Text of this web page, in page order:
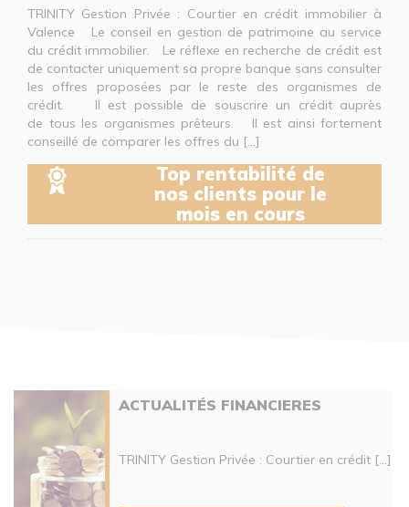
TRINITY Gestion Privée : Courtier en crédit immobilier à
Valence Le conseil en gestion de patrimoine au service
du crédit immobilier. Le réflexe en recherche de crédit est
de contacter uniquement sa propre banque sans consulter
les offres proposées par le reste des organismes de
crédit. Il est possible de souscrire un crédit auprès
de tous les organismes prêteurs. Il est ainsi fortement
conseillé de comparer les offres du [...]
Top rentabilité de
nos clients pour le
mois en cours
ACTUALITÉS FINANCIERES
TRINITY Gestion Privée : Courtier en crédit [...]